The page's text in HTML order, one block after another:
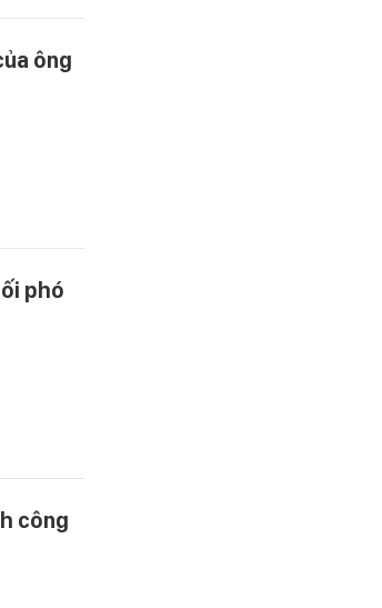
ông
phó
công